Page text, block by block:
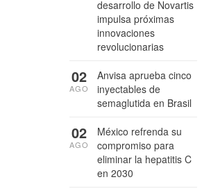
desarrollo de Novartis
impulsa próximas
innovaciones
revolucionarias
Anvisa aprueba cinco
inyectables de
semaglutida en Brasil
02
AGO
México refrenda su
compromiso para
eliminar la hepatitis C
en 2030
02
AGO